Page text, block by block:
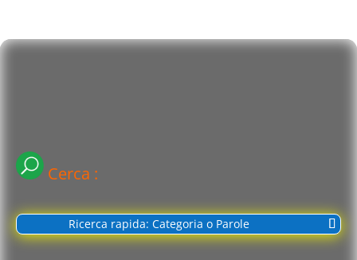
Cerca :
Ricerca rapida: Categoria o Parole